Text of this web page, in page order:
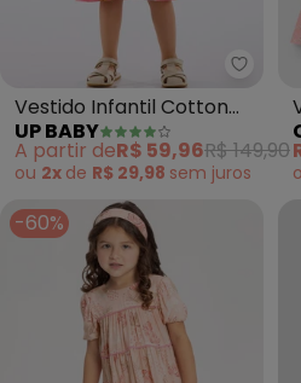
Up
Vestido Infantil Cotton
Estampado (Rosa)
UP BABY
A partir deR$ 59,96R$ 149,90
ou 2x de R$ 29,98 sem juros
-60%